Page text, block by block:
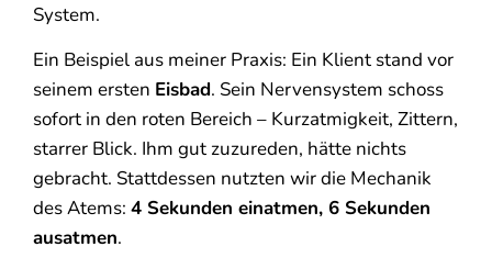
System.
Ein Beispiel aus meiner Praxis: Ein Klient stand vor
seinem ersten Eisbad. Sein Nervensystem schoss
sofort in den roten Bereich – Kurzatmigkeit, Zittern,
starrer Blick. Ihm gut zuzureden, hätte nichts
gebracht. Stattdessen nutzten wir die Mechanik
des Atems: 4 Sekunden einatmen, 6 Sekunden
ausatmen.